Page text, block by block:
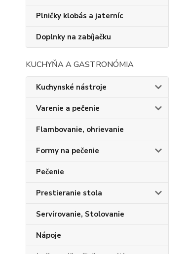
Plničky klobás a jaterníc
Doplnky na zabíjačku
KUCHYŇA A GASTRONÓMIA
Kuchynské nástroje
Varenie a pečenie
Flambovanie, ohrievanie
Formy na pečenie
Pečenie
Prestieranie stola
Servírovanie, Stolovanie
Nápoje